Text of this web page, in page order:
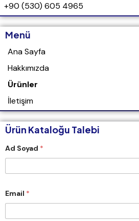
+90 (530) 605 4965
Menü
Ana Sayfa
Hakkımızda
Ürünler
İletişim
Ürün Kataloğu Talebi
Ad Soyad *
o
y
Email *